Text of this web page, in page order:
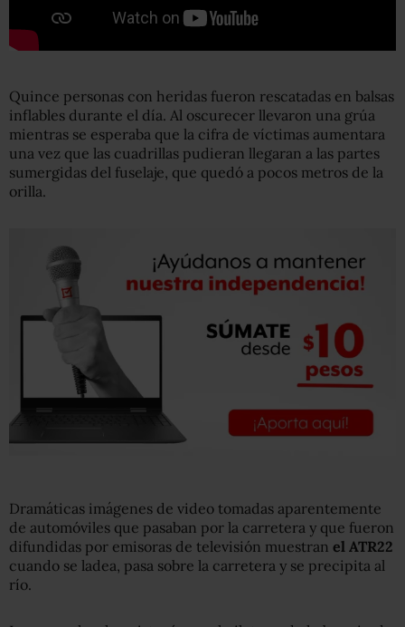
Quince personas con heridas fueron rescatadas en balsas
inflables durante el día. Al oscurecer llevaron una grúa
mientras se esperaba que la cifra de víctimas aumentara
una vez que las cuadrillas pudieran llegaran a las partes
sumergidas del fuselaje, que quedó a pocos metros de la
orilla.
Dramáticas imágenes de video tomadas aparentemente
de automóviles que pasaban por la carretera y que fueron
difundidas por emisoras de televisión muestran el ATR22
cuando se ladea, pasa sobre la carretera y se precipita al
río.